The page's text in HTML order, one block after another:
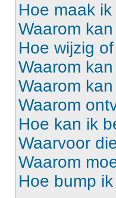
Hoe maak
Waarom
Hoe wijzig
Waarom
Waarom
Waarom
Hoe kan ik
Waarvoor
Waarom
Hoe bump